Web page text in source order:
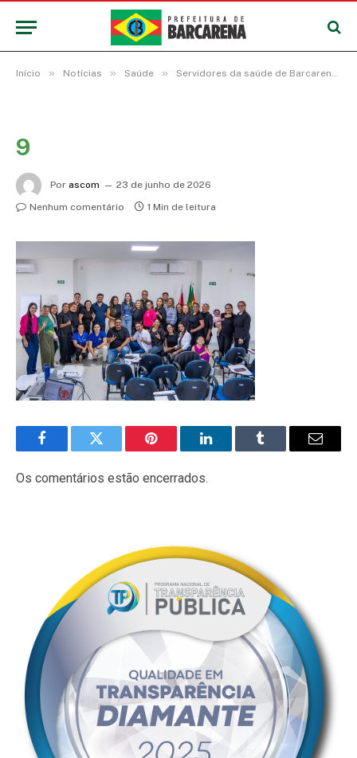
Início » Notícias » Saúde » Servidores da saúde de Barcarena concluem Curso Avançado de Libras e recebem certificados
9
Por ascom
23 de junho de 2026
Nenhum comentário
1 Min de leitura
FacebookTwitter Pinterest LinkedInTumblr
E-
Os comentários estão encerrados.